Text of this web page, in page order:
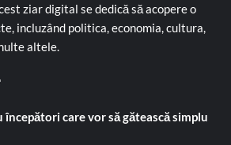
ziar digital se dedică să acopere o
incluzând politica, economia, cultura,
altele.
care vor să gătească simplu